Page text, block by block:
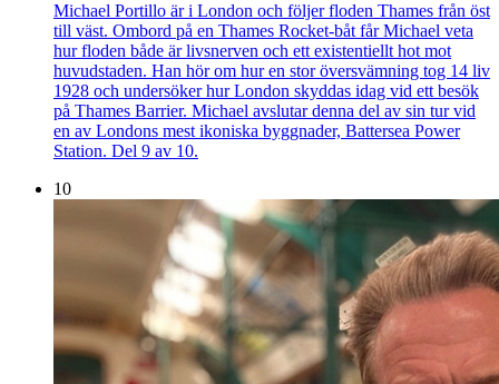
Michael Portillo är i London och följer floden Thames från öst
till väst. Ombord på en Thames Rocket-båt får Michael veta
hur floden både är livsnerven och ett existentiellt hot mot
huvudstaden. Han hör om hur en stor översvämning tog 14 liv
1928 och undersöker hur London skyddas idag vid ett besök
på Thames Barrier. Michael avslutar denna del av sin tur vid
en av Londons mest ikoniska byggnader, Battersea Power
Station. Del 9 av 10.
10